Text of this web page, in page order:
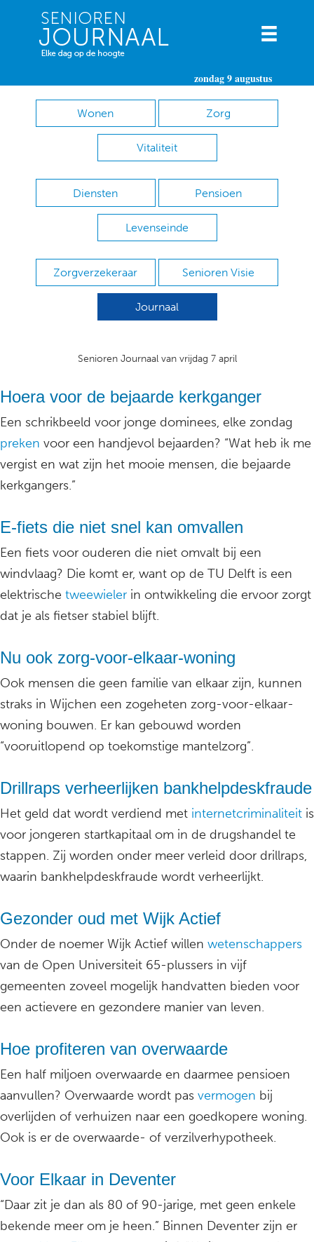
zondag 9 augustus
Wonen Zorg
Vitaliteit
Diensten Pensioen
Levenseinde
Zorgverzekeraar Senioren Visie
Journaal
Senioren Journaal van vrijdag 7 april
Hoera voor de bejaarde kerkganger
Een schrikbeeld voor jonge dominees, elke zondag
preken voor een handjevol bejaarden? “Wat heb ik me
vergist en wat zijn het mooie mensen, die bejaarde
kerkgangers.”
E-fiets die niet snel kan omvallen
Een fiets voor ouderen die niet omvalt bij een
windvlaag? Die komt er, want op de TU Delft is een
elektrische tweewieler in ontwikkeling die ervoor zorgt
dat je als fietser stabiel blijft.
Nu ook zorg-voor-elkaar-woning
Ook mensen die geen familie van elkaar zijn, kunnen
straks in Wijchen een zogeheten zorg-voor-elkaar-
woning bouwen. Er kan gebouwd worden
“vooruitlopend op toekomstige mantelzorg”.
Drillraps verheerlijken bankhelpdeskfraude
Het geld dat wordt verdiend met internetcriminaliteit is
voor jongeren startkapitaal om in de drugshandel te
stappen. Zij worden onder meer verleid door drillraps,
waarin bankhelpdeskfraude wordt verheerlijkt.
Gezonder oud met Wijk Actief
Onder de noemer Wijk Actief willen wetenschappers
van de Open Universiteit 65-plussers in vijf
gemeenten zoveel mogelijk handvatten bieden voor
een actievere en gezondere manier van leven.
Hoe profiteren van overwaarde
Een half miljoen overwaarde en daarmee pensioen
aanvullen? Overwaarde wordt pas vermogen bij
overlijden of verhuizen naar een goedkopere woning.
Ook is er de overwaarde- of verzilverhypotheek.
Voor Elkaar in Deventer
“Daar zit je dan als 80 of 90-jarige, met geen enkele
bekende meer om je heen.” Binnen Deventer zijn er